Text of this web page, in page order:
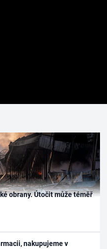
obrany. Útočit může téměř
nakupujeme v